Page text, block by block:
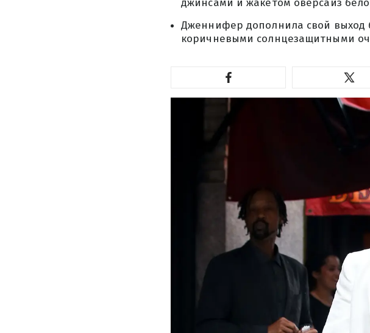
джинсами и жакетом оверсайз
Дженнифер дополнила свой выход
коричневыми солнцезащитными